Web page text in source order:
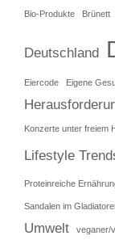
Bio-Produkte Brünett
Deutschland
Eiercode Eigene
Konzerte unter freiem
Lifestyle
Proteinreiche
Sandalen im
Umwelt veganer/